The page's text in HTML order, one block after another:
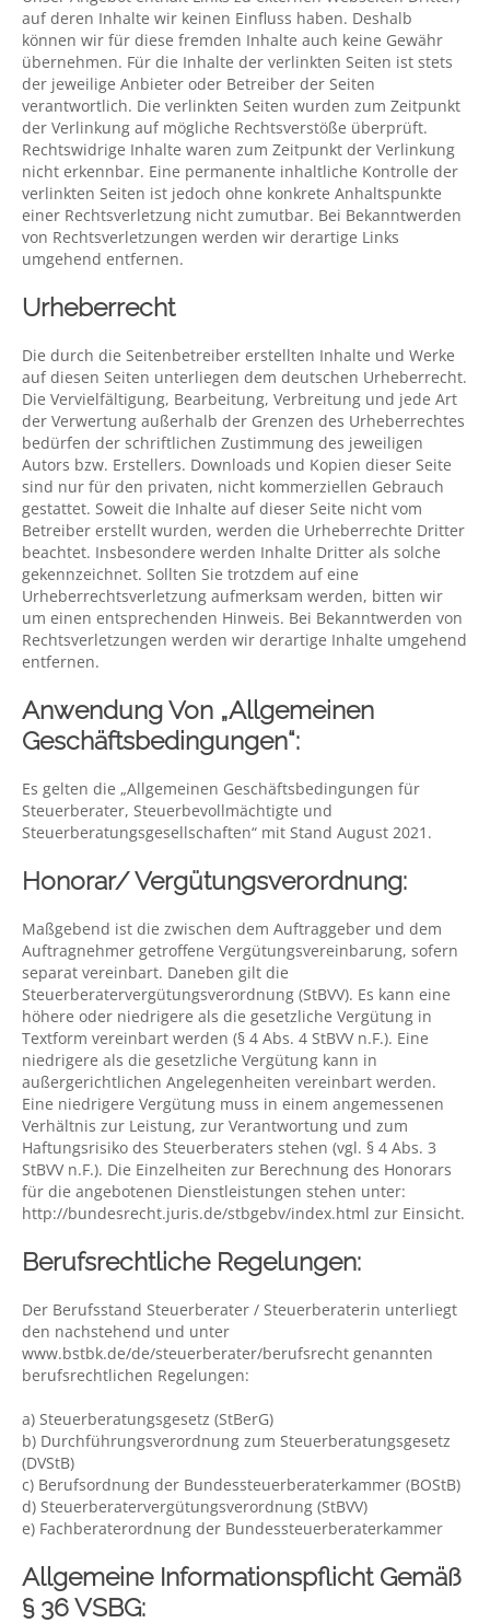
auf deren Inhalte wir keinen Einfluss haben. Deshalb
können wir für diese fremden Inhalte auch keine Gewähr
übernehmen. Für die Inhalte der verlinkten Seiten ist stets
der jeweilige Anbieter oder Betreiber der Seiten
verantwortlich. Die verlinkten Seiten wurden zum Zeitpunkt
der Verlinkung auf mögliche Rechtsverstöße überprüft.
Rechtswidrige Inhalte waren zum Zeitpunkt der Verlinkung
nicht erkennbar. Eine permanente inhaltliche Kontrolle der
verlinkten Seiten ist jedoch ohne konkrete Anhaltspunkte
einer Rechtsverletzung nicht zumutbar. Bei Bekanntwerden
von Rechtsverletzungen werden wir derartige Links
umgehend entfernen.
Urheberrecht
Die durch die Seitenbetreiber erstellten Inhalte und Werke
auf diesen Seiten unterliegen dem deutschen Urheberrecht.
Die Vervielfältigung, Bearbeitung, Verbreitung und jede Art
der Verwertung außerhalb der Grenzen des Urheberrechtes
bedürfen der schriftlichen Zustimmung des jeweiligen
Autors bzw. Erstellers. Downloads und Kopien dieser Seite
sind nur für den privaten, nicht kommerziellen Gebrauch
gestattet. Soweit die Inhalte auf dieser Seite nicht vom
Betreiber erstellt wurden, werden die Urheberrechte Dritter
beachtet. Insbesondere werden Inhalte Dritter als solche
gekennzeichnet. Sollten Sie trotzdem auf eine
Urheberrechtsverletzung aufmerksam werden, bitten wir
um einen entsprechenden Hinweis. Bei Bekanntwerden von
Rechtsverletzungen werden wir derartige Inhalte umgehend
entfernen.
Anwendung Von „Allgemeinen
Geschäftsbedingungen“:
Es gelten die „Allgemeinen Geschäftsbedingungen für
Steuerberater, Steuerbevollmächtigte und
Steuerberatungsgesellschaften“ mit Stand August 2021.
Honorar/ Vergütungsverordnung:
Maßgebend ist die zwischen dem Auftraggeber und dem
Auftragnehmer getroffene Vergütungsvereinbarung, sofern
separat vereinbart. Daneben gilt die
Steuerberatervergütungsverordnung (StBVV). Es kann eine
höhere oder niedrigere als die gesetzliche Vergütung in
Textform vereinbart werden (§ 4 Abs. 4 StBVV n.F.). Eine
niedrigere als die gesetzliche Vergütung kann in
außergerichtlichen Angelegenheiten vereinbart werden.
Eine niedrigere Vergütung muss in einem angemessenen
Verhältnis zur Leistung, zur Verantwortung und zum
Haftungsrisiko des Steuerberaters stehen (vgl. § 4 Abs. 3
StBVV n.F.). Die Einzelheiten zur Berechnung des Honorars
für die angebotenen Dienstleistungen stehen unter:
http://bundesrecht.juris.de/stbgebv/index.html zur Einsicht.
Berufsrechtliche Regelungen:
Der Berufsstand Steuerberater / Steuerberaterin unterliegt
den nachstehend und unter
www.bstbk.de/de/steuerberater/berufsrecht genannten
berufsrechtlichen Regelungen:
a) Steuerberatungsgesetz (StBerG)
b) Durchführungsverordnung zum Steuerberatungsgesetz
(DVStB)
c) Berufsordnung der Bundessteuerberaterkammer (BOStB)
d) Steuerberatervergütungsverordnung (StBVV)
e) Fachberaterordnung der Bundessteuerberaterkammer
Allgemeine Informationspflicht Gemäß
§ 36 VSBG: